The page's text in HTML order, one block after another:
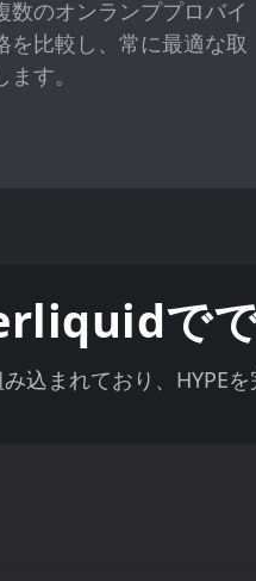
数のオンランププロバイ
を比較し、常に最適な取
す。
で
込まれており、HYPEを